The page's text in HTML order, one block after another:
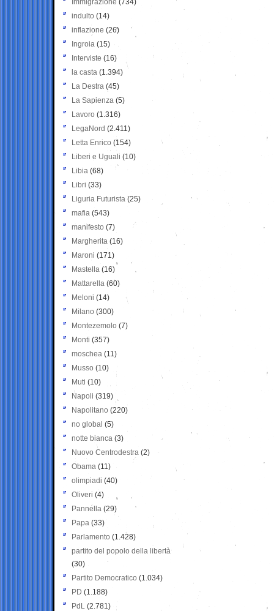
Immigrazione (734)
indulto (14)
inflazione (26)
Ingroia (15)
Interviste (16)
la casta (1.394)
La Destra (45)
La Sapienza (5)
Lavoro (1.316)
LegaNord (2.411)
Letta Enrico (154)
Liberi e Uguali (10)
Libia (68)
Libri (33)
Liguria Futurista (25)
mafia (543)
manifesto (7)
Margherita (16)
Maroni (171)
Mastella (16)
Mattarella (60)
Meloni (14)
Milano (300)
Montezemolo (7)
Monti (357)
moschea (11)
Musso (10)
Muti (10)
Napoli (319)
Napolitano (220)
no global (5)
notte bianca (3)
Nuovo Centrodestra (2)
Obama (11)
olimpiadi (40)
Oliveri (4)
Pannella (29)
Papa (33)
Parlamento (1.428)
partito del popolo della libertà
(30)
Partito Democratico (1.034)
PD (1.188)
PdL (2.781)